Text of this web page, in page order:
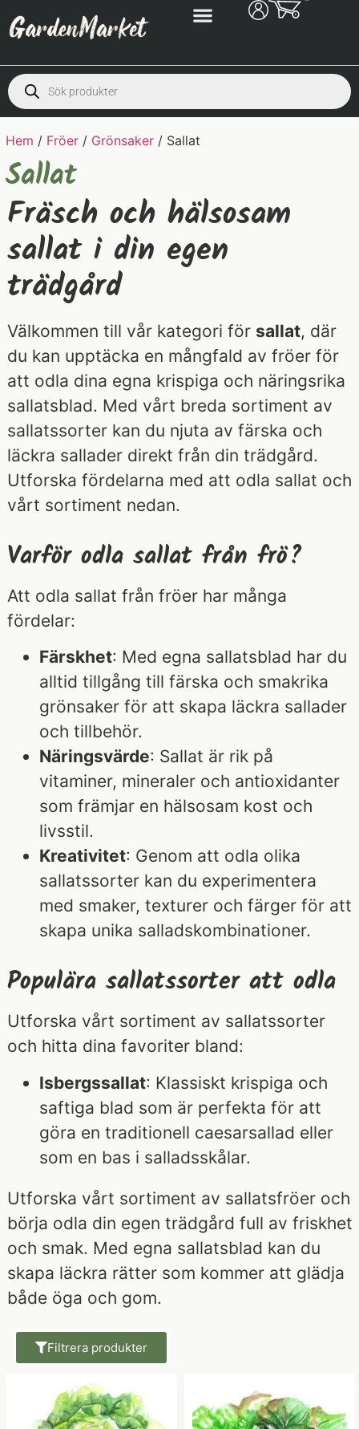
Hem / Fröer / Grönsaker / Sallat
Sallat
Fräsch och hälsosam
sallat i din egen
trädgård
Välkommen till vår kategori för sallat, där
du kan upptäcka en mångfald av fröer för
att odla dina egna krispiga och näringsrika
sallatsblad. Med vårt breda sortiment av
sallatssorter kan du njuta av färska och
läckra sallader direkt från din trädgård.
Utforska fördelarna med att odla sallat och
vårt sortiment nedan.
Varför odla sallat från frö?
Att odla sallat från fröer har många
fördelar:
Färskhet: Med egna sallatsblad har du
alltid tillgång till färska och smakrika
grönsaker för att skapa läckra sallader
och tillbehör.
Näringsvärde: Sallat är rik på
vitaminer, mineraler och antioxidanter
som främjar en hälsosam kost och
livsstil.
Kreativitet: Genom att odla olika
sallatssorter kan du experimentera
med smaker, texturer och färger för att
skapa unika salladskombinationer.
Populära sallatssorter att odla
Utforska vårt sortiment av sallatssorter
och hitta dina favoriter bland:
Isbergssallat: Klassiskt krispiga och
saftiga blad som är perfekta för att
göra en traditionell caesarsallad eller
som en bas i salladsskålar.
Utforska vårt sortiment av sallatsfröer och
börja odla din egen trädgård full av friskhet
och smak. Med egna sallatsblad kan du
skapa läckra rätter som kommer att glädja
både öga och gom.
Filtrera produkter